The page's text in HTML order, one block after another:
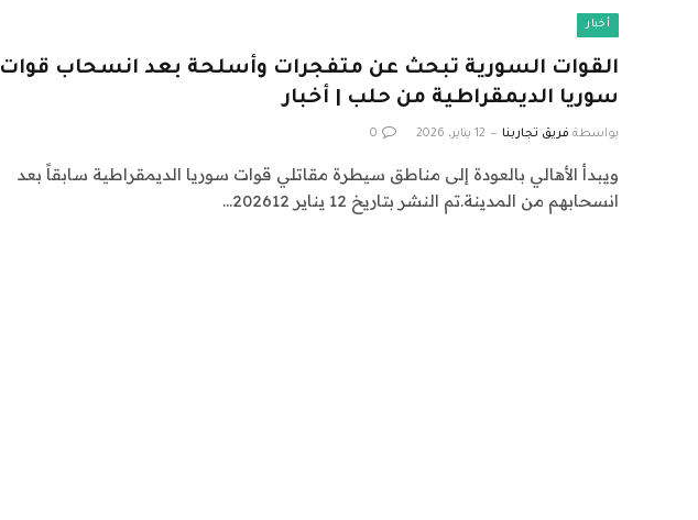
أخبار
القوات السورية تبحث عن متفجرات وأسلحة بعد انسحاب قوات
سوريا الديمقراطية من حلب | أخبار
بواسطة فريق تجاربنا 12 يناير، 2026 0
ويبدأ الأهالي بالعودة إلى مناطق سيطرة مقاتلي قوات سوريا الديمقراطية سابقاً بعد
انسحابهم من المدينة.تم النشر بتاريخ 12 يناير 202612…